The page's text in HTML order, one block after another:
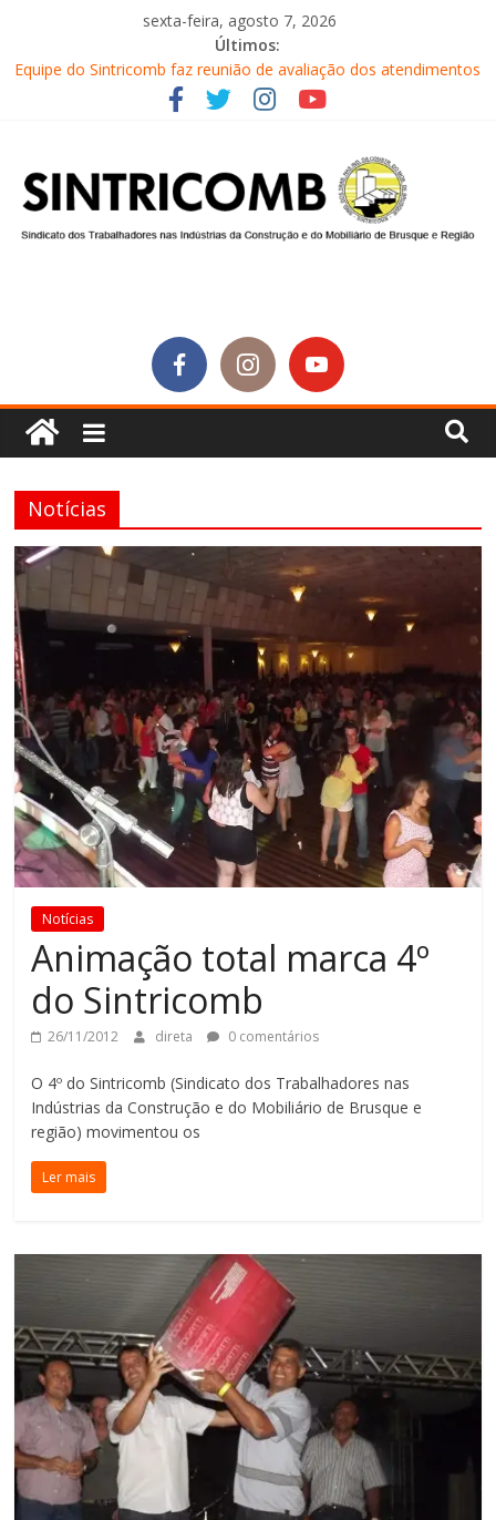
sexta-feira, agosto 7, 2026
Últimos:
Equipe do Sintricomb faz reunião de avaliação dos atendimentos
Sintricomb participa do lançamento do programa Profissão
Obra
Conselho Fiscal do SINTRICOMB realiza avaliação das contas do
sindicato
Diretores do SINTRICOMB são eleitos para a direção da Nova
Notícias
Notícias
Animação total marca 4º
do Sintricomb
26/11/2012 direta 0 comentários
O 4º do Sintricomb (Sindicato dos Trabalhadores nas
Indústrias da Construção e do Mobiliário de Brusque e
região) movimentou os
Ler mais